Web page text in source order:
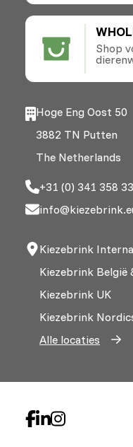
Shop
Hoge Eng Oost 50
3882 TN Putten
The Netherlands
+31 (0) 341 358
Kiezebrink
Kiezebrink België
Kiezebrink UK
Kiezebrink
Alle locaties